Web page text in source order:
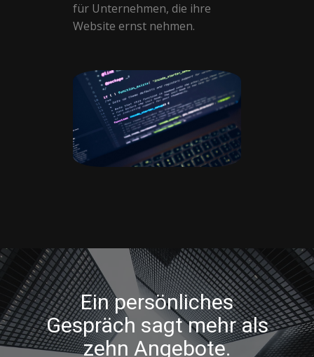
für Unternehmen, die ihre
Website ernst nehmen.
Ein persönliches
Gespräch sagt mehr als
zehn Angebote.